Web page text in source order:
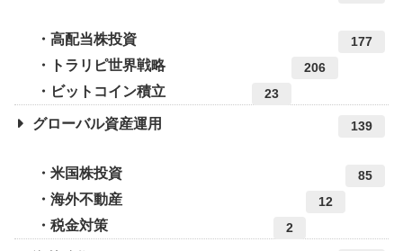
高配当株投資 177
トラリピ世界戦略 206
ビットコイン積立 23
グローバル資産運用 139
米国株投資 85
海外不動産 12
税金対策 2